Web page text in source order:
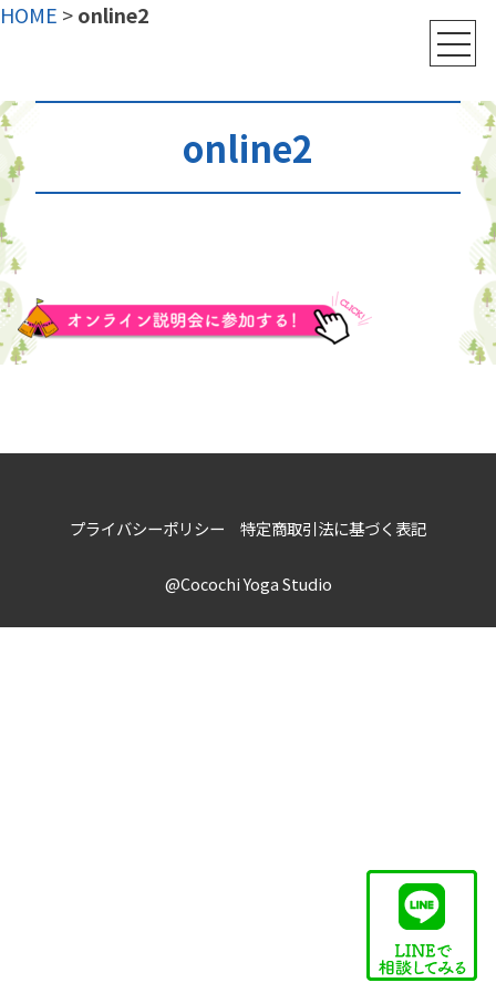
HOME >online2
online2
プライバシーポリシー 特定商取引法に基づく表記
@Cocochi Yoga Studio